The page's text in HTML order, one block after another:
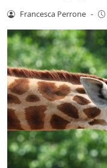
Francesca Perrone -